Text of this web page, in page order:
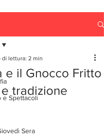
e Spettacoli
Sera
e il Gnocco Fritto
tradizione
di lettura: 2 min